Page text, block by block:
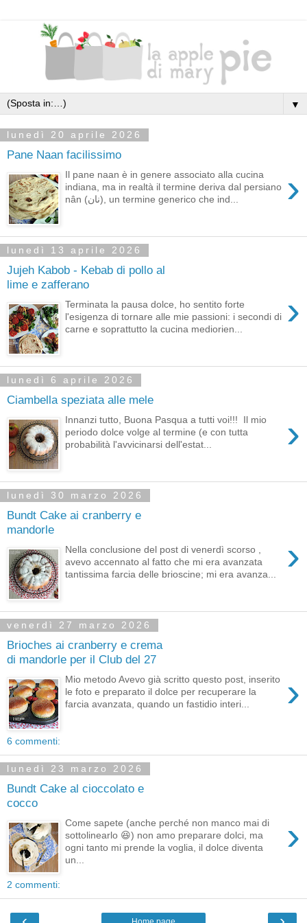
▼
lunedì 20 aprile 2026
Pane Naan facilissimo
›
Il pane naan è in genere associato alla cucina
indiana, ma in realtà il termine deriva dal persiano
nân (نان), un termine generico che ind...
lunedì 13 aprile 2026
Jujeh Kabob - Kebab di pollo al
lime e zafferano
›
Terminata la pausa dolce, ho sentito forte
l'esigenza di tornare alle mie passioni: i secondi di
carne e soprattutto la cucina mediorien...
lunedì 6 aprile 2026
Ciambella speziata alle mele
›
Innanzi tutto, Buona Pasqua a tutti voi!!! Il mio
periodo dolce volge al termine (e con tutta
probabilità l'avvicinarsi dell'estat...
lunedì 30 marzo 2026
Bundt Cake ai cranberry e
mandorle
›
Nella conclusione del post di venerdì scorso ,
avevo accennato al fatto che mi era avanzata
tantissima farcia delle brioscine; mi era avanza...
venerdì 27 marzo 2026
Brioches ai cranberry e crema
di mandorle per il Club del 27
›
Mio metodo Avevo già scritto questo post, inserito
le foto e preparato il dolce per recuperare la
farcia avanzata, quando un fastidio interi...
6 commenti:
lunedì 23 marzo 2026
Bundt Cake al cioccolato e
cocco
›
Come sapete (anche perché non manco mai di
sottolinearlo 😆) non amo preparare dolci, ma
ogni tanto mi prende la voglia, il dolce diventa
un...
2 commenti: